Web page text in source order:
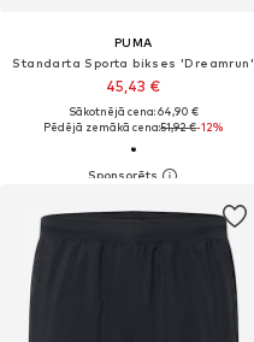
PUMA
Standarta Sporta bikses 'Dreamrun'
45,43 €
Sākotnējā cena: 64,90 €
Pēdējā zemākā cena:51,92 €-12%